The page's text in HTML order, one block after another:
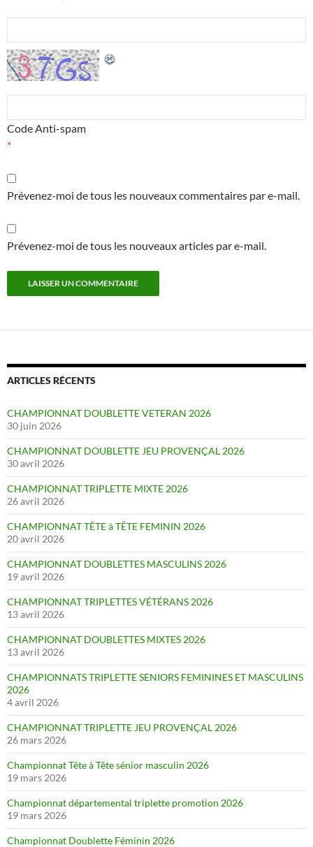
Code Anti-spam
*
Prévenez-moi de tous les nouveaux commentaires par e-mail.
Prévenez-moi de tous les nouveaux articles par e-mail.
ARTICLES RÉCENTS
CHAMPIONNAT DOUBLETTE VETERAN 2026
30 juin 2026
CHAMPIONNAT DOUBLETTE JEU PROVENÇAL 2026
30 avril 2026
CHAMPIONNAT TRIPLETTE MIXTE 2026
26 avril 2026
CHAMPIONNAT TÊTE à TÊTE FEMININ 2026
20 avril 2026
CHAMPIONNAT DOUBLETTES MASCULINS 2026
19 avril 2026
CHAMPIONNAT TRIPLETTES VÉTÉRANS 2026
13 avril 2026
CHAMPIONNAT DOUBLETTES MIXTES 2026
13 avril 2026
CHAMPIONNATS TRIPLETTE SENIORS FEMININES ET MASCULINS
2026
4 avril 2026
CHAMPIONNAT TRIPLETTE JEU PROVENÇAL 2026
26 mars 2026
Championnat Tête à Tête sénior masculin 2026
19 mars 2026
Championnat départemental triplette promotion 2026
19 mars 2026
Championnat Doublette Féminin 2026